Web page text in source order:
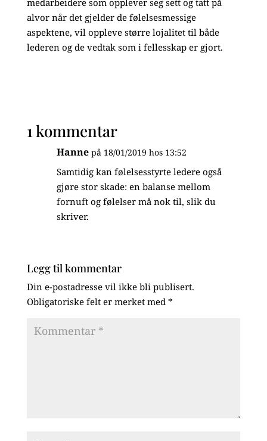
medarbeidere som opplever seg sett og tatt på
alvor når det gjelder de følelsesmessige
aspektene, vil oppleve større lojalitet til både
lederen og de vedtak som i fellesskap er gjort.
1 kommentar
Hanne på 18/01/2019 hos 13:52
Samtidig kan følelsesstyrte ledere også
gjøre stor skade: en balanse mellom
fornuft og følelser må nok til, slik du
skriver.
Legg til kommentar
Din e-postadresse vil ikke bli publisert.
Obligatoriske felt er merket med *